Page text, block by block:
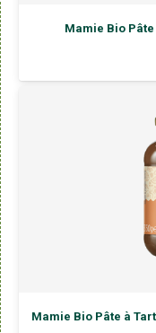
Mamie Bio
Mamie Bio Pâte à